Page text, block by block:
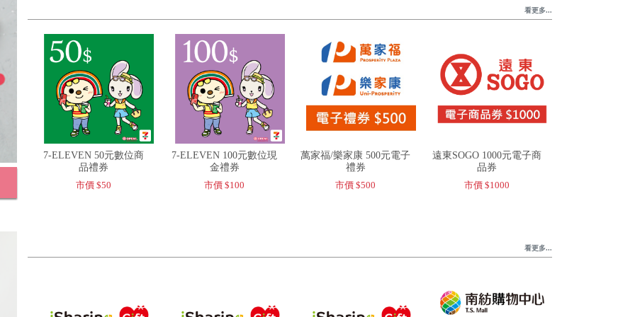
7-ELEVEN 50元數位商
品禮券
市價 $50
7-ELEVEN 100元數位現
金禮券
市價 $100
萬家福/樂家康 500元電子
禮券
市價 $500
遠東SOGO 1000元電子商
品券
市價 $1000
看更多...
看更多...